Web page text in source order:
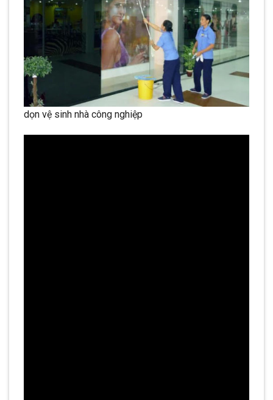
dọn vệ sinh nhà công nghiệp